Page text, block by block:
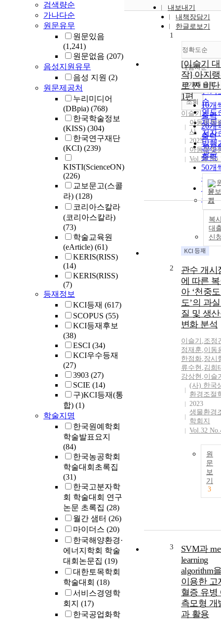
검색량순
가나다순
원문유무
원문있음
(1,241)
원문없음 (207)
음성지원유무
음성 지원 (2)
원문제공처
누리미디어
(DBpia) (768)
한국학술정보
(KISS) (304)
한국연구재단
(KCI) (239)
KISTI(ScienceON)
(226)
교보문고(스콜
라) (128)
코리아스칼라
(코리아스칼라)
(73)
학술교육원
(eArticle) (61)
KERIS(RISS)
(14)
KERIS(RISS)
(7)
등재정보
KCI등재 (617)
SCOPUS (55)
KCI등재후보
(38)
ESCI (34)
KCI우수등재
(27)
3903 (27)
SCIE (14)
구)KCI등재(통
합) (1)
학술지명
한국원예학회
학술발표요지
(84)
한국농공학회
학술대회초록집
(31)
한국고분자학
회 학술대회 연구
논문 초록집 (28)
월간 샘터 (26)
마이더스 (20)
한국해양환경·
에너지학회 학술
대회논문집 (19)
대한토목학회
학술대회 (18)
서비스경영학
회지 (17)
한국공업화학
내보내기
내책장담기
한글로보기
정확도순
정확
순
인기
순
연도
제목
저자
발행
관순
내림차순
내림
10개씩 출력
10개
출력
20개
출력
30개
출력
50개
출력
100
출력
조회
1
[이슬기
작] 아지
로 짠 비
1편
이슬기
아동문학
사
2025
아동문학
Vol.50
문보
기
복
대
신
2
관수 개시
에 따른
아 ‘천중
도’의 과
질 및 생
변화 분석
이슬기 ,조정
정재훈,이동
한점화,장시
류수현 ,김희
강상현 ,이슬
(사) 한국
환경조절
2023
생물환경
학회지
Vol.32
원
문
보
기
3
3
SVM과
learning
algorithm
이용한 고
혈증 유병
측모형 개
과 활용